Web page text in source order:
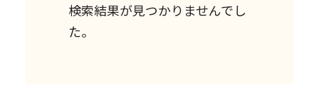
検索結果が見つかりませんでし
た。